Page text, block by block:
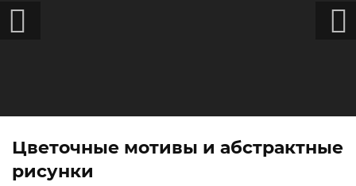
Цветочные мотивы и абстрактные
рисунки